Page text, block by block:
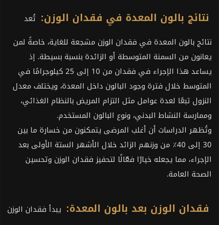
نتائج بالون المعدة في فقدان الوزن: تُعد
نتائج بالون المعدة في فقدان الوزن مشجعة للغاية، خاصةً لمن
يعانون من السمنة المتوسطة أو الزائدة بنسبة بسيطة. إذ
يساعد هذا الإجراء في فقدان من 10 إلى 25 كيلوجرامًا في
المتوسط خلال فترة وجود البالون داخل المعدة، ويختلف معدل
النزول تبعًا لعدة عوامل مثل التزام المريض بالنظام الغذائي،
وممارسة النشاط البدني، ونوع البالون المستخدم.
وتُظهر الدراسات أن أغلب المرضى يتمكنون من خسارة ما بين
30 إلى 40٪ من وزنهم الزائد خلال الأشهر الستة الأولى بعد
الإجراء، مما يجعله خيارًا فعّالًا لتحفيز فقدان الوزن وتحسين
الصحة العامة.
فقدان الوزن بعد بالون المعدة: يبدأ فقدان الوزن